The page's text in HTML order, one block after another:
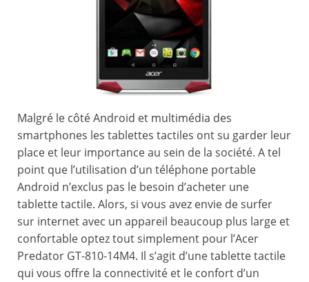
Malgré le côté Android et multimédia des
smartphones les tablettes tactiles ont su garder leur
place et leur importance au sein de la société. A tel
point que l’utilisation d’un téléphone portable
Android n’exclus pas le besoin d’acheter une
tablette tactile. Alors, si vous avez envie de surfer
sur internet avec un appareil beaucoup plus large et
confortable optez tout simplement pour l’Acer
Predator GT-810-14M4. Il s’agit d’une tablette tactile
qui vous offre la connectivité et le confort d’un